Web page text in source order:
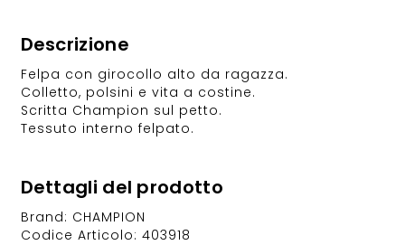
Descrizione
Felpa con girocollo alto da ragazza.
Colletto, polsini e vita a costine.
Scritta Champion sul petto.
Tessuto interno felpato.
Dettagli del prodotto
Brand: CHAMPION
Codice Articolo: 403918